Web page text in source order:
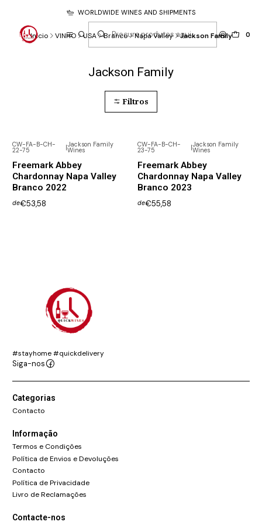
0
WORLDWIDE WINES AND SHIPMENTS
Início VINHO USA Branco Napa Valley Jackson Family
Jackson Family
Filtros
CW-FA-B-CH-
22-75 |Jackson Family
Wines
Freemark Abbey
Chardonnay Napa Valley
Branco 2022
de€53,58
CW-FA-B-CH-
23-75 |Jackson Family
Wines
Freemark Abbey
Chardonnay Napa Valley
Branco 2023
de€55,58
#stayhome #quickdelivery
Siga-nos
Categorias
Contacto
Informação
Termos e Condições
Política de Envios e Devoluções
Contacto
Política de Privacidade
Livro de Reclamações
Contacte-nos